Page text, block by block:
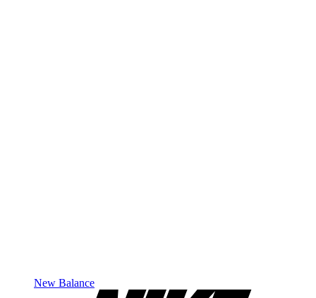
New Balance